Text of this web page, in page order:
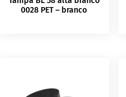
0028 PET – branco